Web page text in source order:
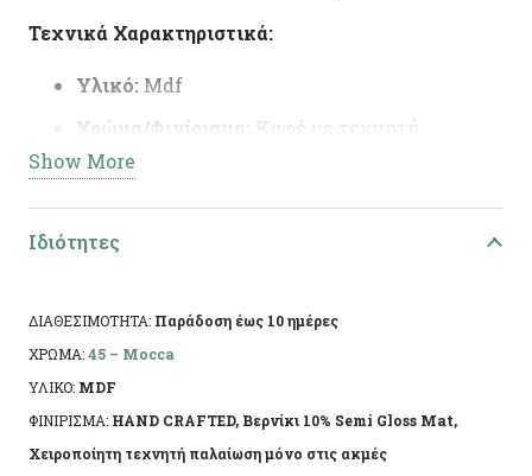
Τεχνικά Χαρακτηριστικά:
Υλικό: Mdf
Χρώμα/Φινίρισμα: Καφέ με τεχνητή
παλαίωση στις ακμές
Διαστάσεις:37χ23χ9εκ
Ειδικά χαρακτηριστικά:
κατασκευής του. Made in Greece, by Korres Craft
Show More
Ιδιότητες
ΔΙΑΘΕΣΙΜΟΤΗΤΑ: Παράδοση έως 10 ημέρες
ΧΡΩΜΑ:45 – Mocca
ΥΛΙΚΟ: MDF
ΦΙΝΙΡΙΣΜΑ: HAND CRAFTED, Βερνίκι 10% Semi Gloss Mat,
Χειροποίητη τεχνητή παλαίωση μόνο στις ακμές